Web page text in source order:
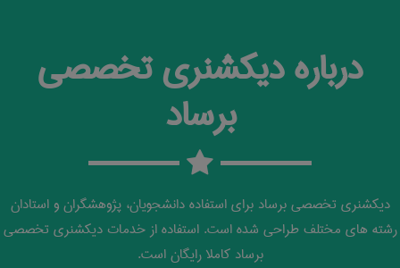
درباره دیکشنری تخصصی
برساد
دیکشنری تخصصی برساد برای استفاده دانشجویان، پژوهشگران و استادان
رشته های مختلف طراحی شده است. استفاده از خدمات دیکشنری تخصصی
برساد کاملا رایگان است.